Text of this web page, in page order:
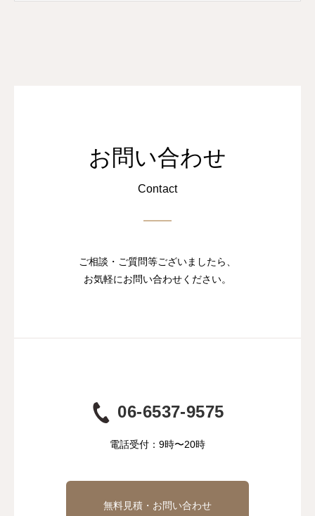
お問い合わせ
Contact
ご相談・ご質問等ございましたら、
お気軽にお問い合わせください。
06-6537-9575
電話受付：9時〜20時
無料見積・お問い合わせ